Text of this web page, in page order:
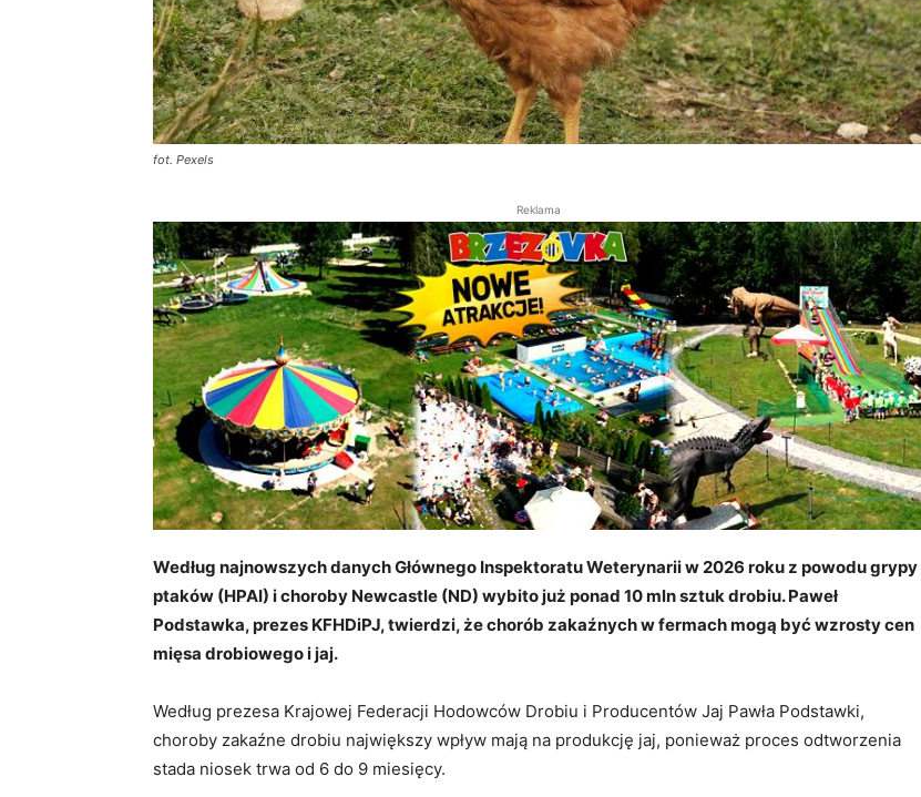
fot. Pexels
Reklama
Według najnowszych danych Głównego Inspektoratu Weterynarii w 2026 roku z powodu grypy
ptaków (HPAI) i choroby Newcastle (ND) wybito już ponad 10 mln sztuk drobiu. Paweł
Podstawka, prezes KFHDiPJ, twierdzi, że chorób zakaźnych w fermach mogą być wzrosty cen
mięsa drobiowego i jaj.
Według prezesa Krajowej Federacji Hodowców Drobiu i Producentów Jaj Pawła Podstawki,
choroby zakaźne drobiu największy wpływ mają na produkcję jaj, ponieważ proces odtworzenia
stada niosek trwa od 6 do 9 miesięcy.